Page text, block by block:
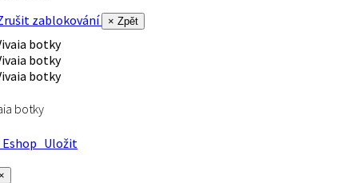
zablokování
× Zpět
botky
Uložit